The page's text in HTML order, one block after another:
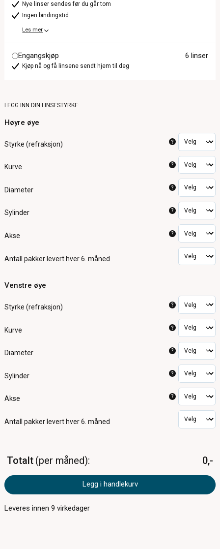
Nye linser sendes før du går tom
Ingen bindingstid
Les mer
Engangskjøp 6 linser
Kjøp nå og få linsene sendt hjem til deg
LEGG INN DIN LINSESTYRKE:
Høyre øye
Styrke (refraksjon) ?
Kurve ?
Diameter ?
Sylinder ?
Akse ?
Antall pakker levert hver 6. måned
Venstre øye
Styrke (refraksjon) ?
Kurve ?
Diameter ?
Sylinder ?
Akse ?
Antall pakker levert hver 6. måned
Totalt per måned 0,-
Legg i handlekurv
Leveres innen9 virkedager